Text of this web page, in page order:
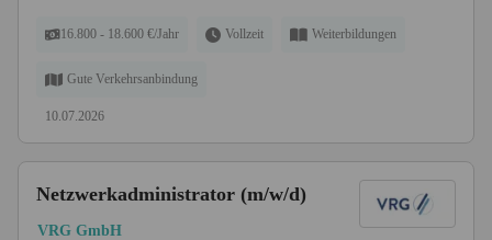
(w/m/d)
16.800 - 18.600 €/Jahr Vollzeit Weiterbildungen
Gute Verkehrsanbindung
10.07.2026
Netzwerkadministrator (m/w/d)
VRG GmbH